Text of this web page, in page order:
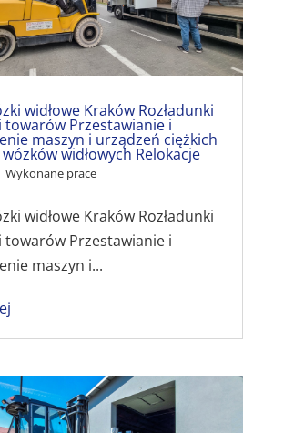
widłowe Kraków Rozładunki
towarów Przestawianie i
maszyn i urządzeń ciężkich
widłowych Relokacje
Wykonane prace
widłowe Kraków Rozładunki
towarów Przestawianie i
maszyn i...